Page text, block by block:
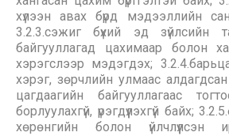
хүлээн авах бүрд мэдээллийн
3.2.3.сэжиг бүхий эд зүйлсийн
байгууллагад цахимаар болон
хэрэгслээр мэдэгдэх;
хэрэг, зөрчлийн улмаас
цагдаагийн байгууллагаас
борлуулахгүй, үрэгдүүлэхгүй байх;
хөрөнгийн болон үйлчлүүлсэн